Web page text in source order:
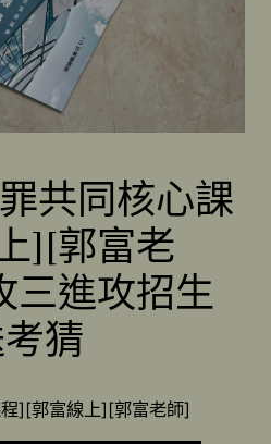
共同核心課
][郭富老
三進攻招生
猜
][郭富線上][郭富老師]